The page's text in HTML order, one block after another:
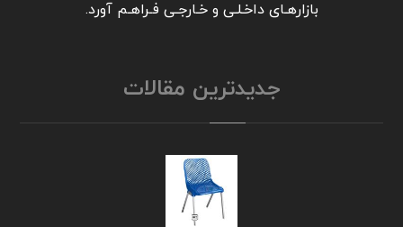
بازارهـای داخـلـی و خـارجـی فـراهـم آورد.
جدیدترین مقالات